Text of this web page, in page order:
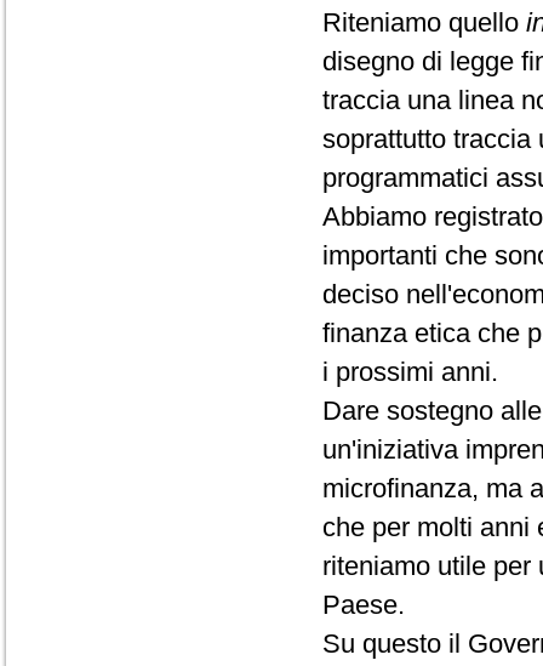
Riteniamo quello
disegno di legge
traccia una linea
soprattutto traccia
programmatici
Abbiamo
importanti che
deciso
finanza etica che
i prossimi anni.
Dare sostegno
un'iniziativa
microfinanza, ma
che per molti anni
riteniamo utile per
Paese.
Su questo il